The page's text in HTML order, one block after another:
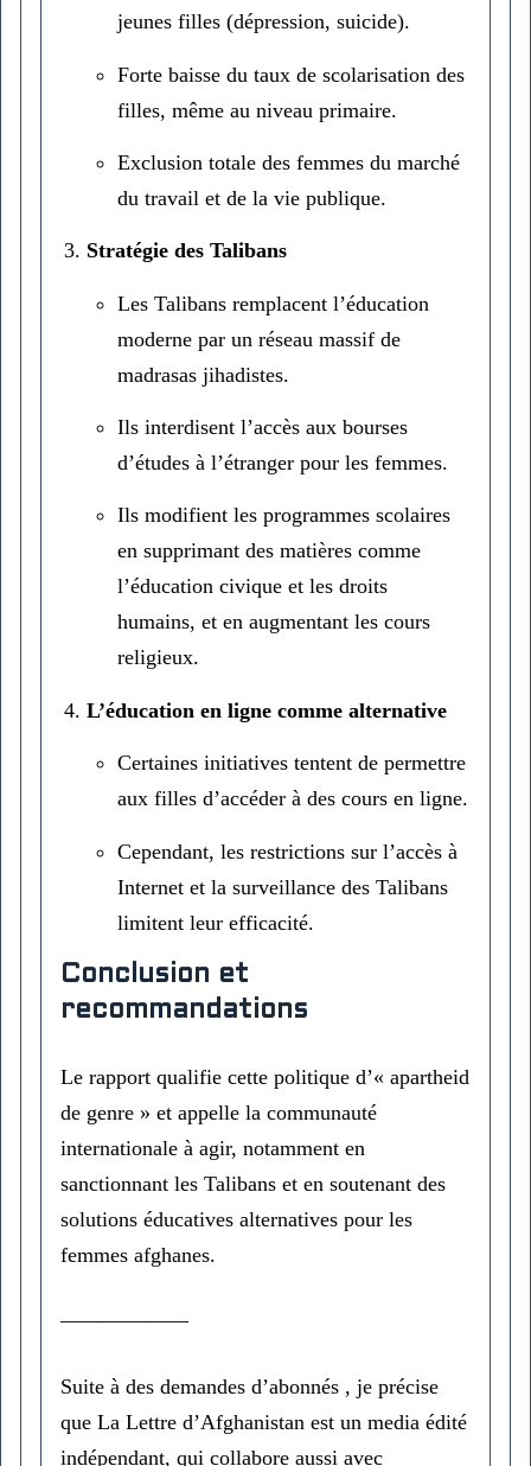
jeunes filles (dépression, suicide).
Forte baisse du taux de scolarisation des
filles, même au niveau primaire.
Exclusion totale des femmes du marché
du travail et de la vie publique.
Stratégie des Talibans
Les Talibans remplacent l’éducation
moderne par un réseau massif de
madrasas jihadistes.
Ils interdisent l’accès aux bourses
d’études à l’étranger pour les femmes.
Ils modifient les programmes scolaires
en supprimant des matières comme
l’éducation civique et les droits
humains, et en augmentant les cours
religieux.
L’éducation en ligne comme alternative
Certaines initiatives tentent de permettre
aux filles d’accéder à des cours en ligne.
Cependant, les restrictions sur l’accès à
Internet et la surveillance des Talibans
limitent leur efficacité.
Conclusion et
recommandations
Le rapport qualifie cette politique d’« apartheid
de genre » et appelle la communauté
internationale à agir, notamment en
sanctionnant les Talibans et en soutenant des
solutions éducatives alternatives pour les
femmes afghanes.
——————
Suite à des demandes d’abonnés , je précise
que La Lettre d’Afghanistan est un media édité
indépendant, qui collabore aussi avec